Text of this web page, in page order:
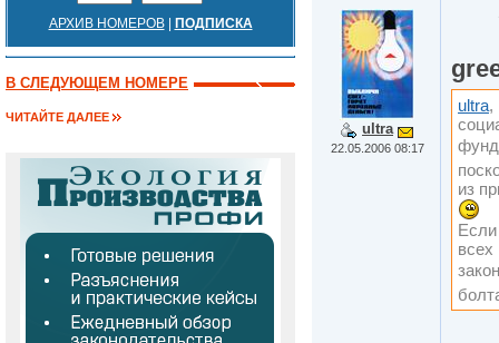
АРХИВ НОМЕРОВ| ПОДПИСКА
В СЛЕДУЮЩЕМ НОМЕРЕ
ЧИТАЙТЕ ДАЛЕЕ
ultra
22.05.2006 08:17
ultra,
из
Если
всех